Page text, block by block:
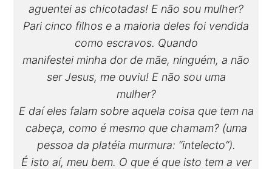
aguentei as chicotadas! E não sou mulher?
Pari cinco filhos e a maioria deles foi vendida
como escravos. Quando
manifestei minha dor de mãe, ninguém, a não
ser Jesus, me ouviu! E não sou uma
mulher?
E daí eles falam sobre aquela coisa que tem na
cabeça, como é mesmo que chamam? (uma
pessoa da platéia murmura: “intelecto”).
É isto aí, meu bem. O que é que isto tem a ver